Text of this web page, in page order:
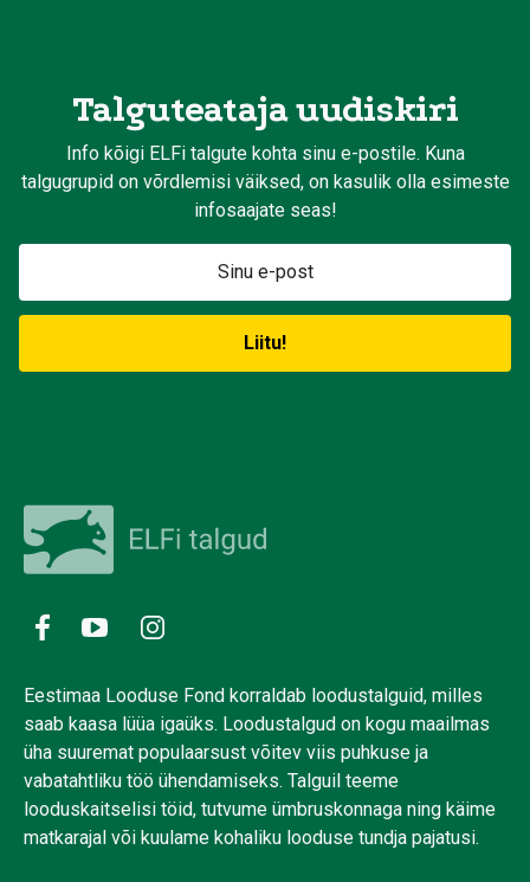
Talguteataja uudiskiri
Info kõigi ELFi talgute kohta sinu e-postile. Kuna
talgugrupid on võrdlemisi väiksed, on kasulik olla esimeste
infosaajate seas!
Eestimaa Looduse Fond korraldab loodustalguid, milles
saab kaasa lüüa igaüks. Loodustalgud on kogu maailmas
üha suuremat populaarsust võitev viis puhkuse ja
vabatahtliku töö ühendamiseks. Talguil teeme
looduskaitselisi töid, tutvume ümbruskonnaga ning käime
matkarajal või kuulame kohaliku looduse tundja pajatusi.